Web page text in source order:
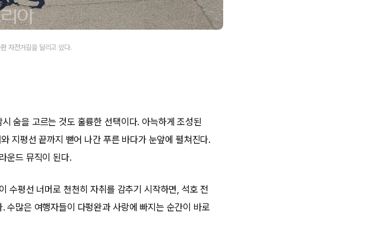
자전거길을 달리고 있다.
숨을 고르는 것도 훌륭한 선택이다. 아늑하게 조성된
지평선 끝까지 뻗어 나간 푸른 바다가 눈앞에 펼쳐진다.
운드 뮤직이 된다.
수평선 너머로 천천히 자취를 감추기 시작하면, 석호 전
수많은 여행자들이 다펑완과 사랑에 빠지는 순간이 바로